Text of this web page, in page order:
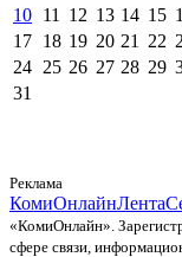
10 11 12 13 14 15
17 18 19 20 21 22
24 25 26 27 28 29
31
Реклама
КомиОнлайнЛента
«КомиОнлайн».
сфере связи,